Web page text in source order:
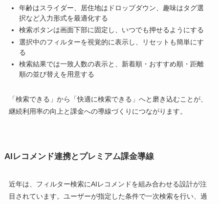
年齢はスライダー、居住地はドロップダウン、趣味はタグ選
択など入力形式を最適化する
検索ボタンは画面下部に固定し、いつでも押せるようにする
選択中のフィルターを視覚的に表示し、リセットも簡単にす
る
検索結果では一致人数の表示と、新着順・おすすめ順・距離
順の並び替えを用意する
「検索できる」から「快適に検索できる」へと磨き込むことが、
継続利用率の向上と課金への導線づくりにつながります。
AIレコメンド連携とプレミアム課金導線
近年は、フィルター検索にAIレコメンドを組み合わせる設計が注
目されています。ユーザーが指定した条件で一次検索を行い、過